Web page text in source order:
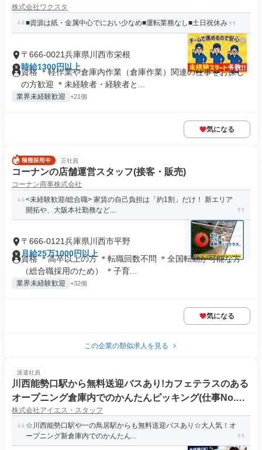
株式会社ワクスタ
■資源は紙・金属中心でにおい少なめ■運転業務なし■土日祝休み
〒666-0021兵庫県川西市栄根
時給1300円以上
資格 ＊軽作業や倉庫内作業（倉庫作業）関連の仕事をお探し
の方歓迎 ＊未経験者・経験者と...
業界未経験歓迎 +21個
気になる
正社員
コーナンの店舗運営スタッフ(接客・販売)
コーナン商事株式会社
<未経験歓迎/総合職> 家賃の自己負担は「約1割」だけ！ 新エリア
開拓や、大阪本社勤務など...
〒666-0121兵庫県川西市平野
月給25万1000円以上
資格 ＊高卒以上の方 ＊転職回数不問 ＊全国転勤が可能な方
（総合職採用のため） ＊子育...
業界未経験歓迎 +32個
気になる
この企業の類似求人を見る
派遣社員
川西能勢口駅から無料送迎バスあり!カフェテラスのある
オープニング倉庫内でのかんたんピッキング(仕事No.KH
06-5IP)
株式会社アイエス・スタッフ
☆川西能勢口駅や一の鳥居駅からも無料送迎バスあり☆大人気！オ
ープニング新倉庫内でのかんたん...